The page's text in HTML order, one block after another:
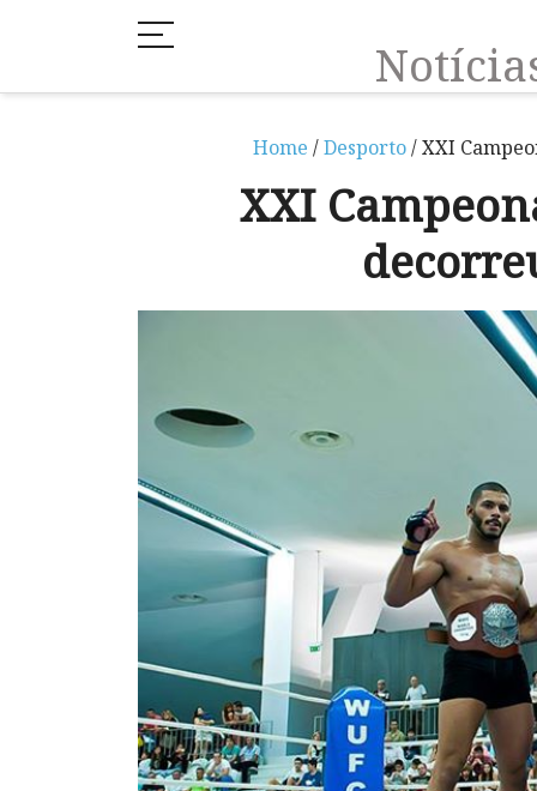
Home /Desporto/ XXI
XXI